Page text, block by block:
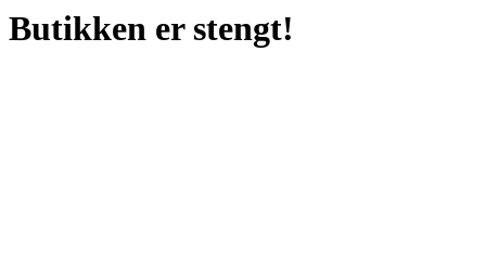
Butikken er stengt!